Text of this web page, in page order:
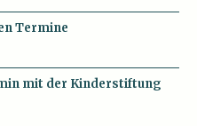
Termine
mit der Kinderstiftung